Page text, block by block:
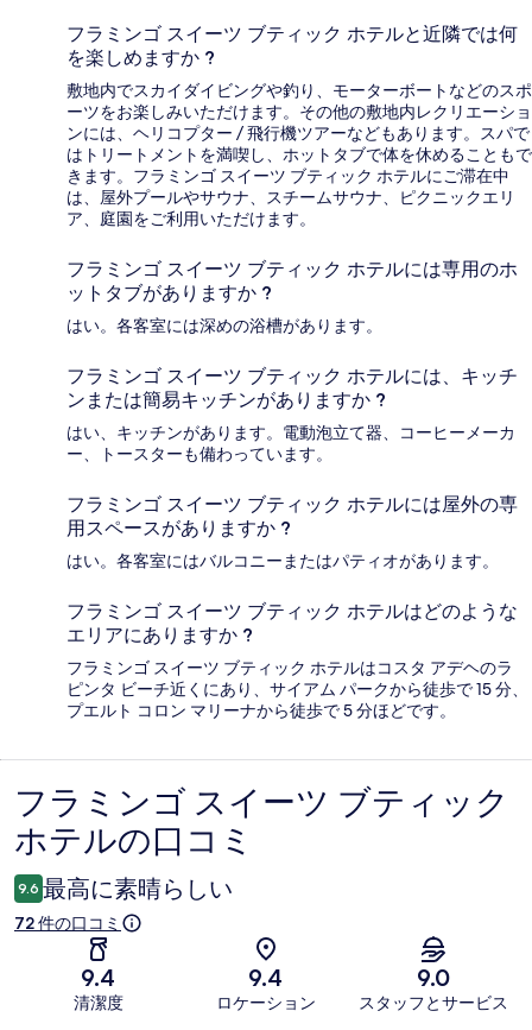
フラミンゴ スイーツ ブティック ホテルと近隣では何
を楽しめますか ?
敷地内でスカイダイビングや釣り、モーターボートなどのスポ
ーツをお楽しみいただけます。その他の敷地内レクリエーショ
ンには、ヘリコプター / 飛行機ツアーなどもあります。スパで
はトリートメントを満喫し、ホットタブで体を休めることもで
きます。フラミンゴ スイーツ ブティック ホテルにご滞在中
は、屋外プールやサウナ、スチームサウナ、ピクニックエリ
ア、庭園をご利用いただけます。
フラミンゴ スイーツ ブティック ホテルには専用のホ
ットタブがありますか ?
はい。各客室には深めの浴槽があります。
フラミンゴ スイーツ ブティック ホテルには、キッチ
ンまたは簡易キッチンがありますか ?
はい、キッチンがあります。電動泡立て器、コーヒーメーカ
ー、トースターも備わっています。
フラミンゴ スイーツ ブティック ホテルには屋外の専
用スペースがありますか ?
はい。各客室にはバルコニーまたはパティオがあります。
フラミンゴ スイーツ ブティック ホテルはどのような
エリアにありますか ?
フラミンゴ スイーツ ブティック ホテルはコスタ アデヘのラ
ピンタ ビーチ近くにあり、サイアム パークから徒歩で 15 分、
プエルト コロン マリーナから徒歩で 5 分ほどです。
口
コ
ミ
フラミンゴ スイーツ ブティック
ホテルの口コミ
9.6 最高に素晴らしい
72 件の口コミ
9.4
清潔度
9.4
ロケーション
9.0
スタッフとサービス